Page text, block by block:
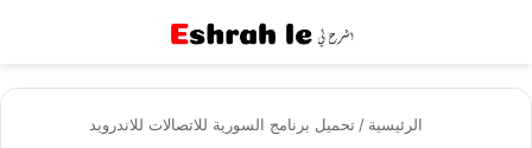
الرئيسية / تحميل برنامج السورية للاتصالات للاندرويد